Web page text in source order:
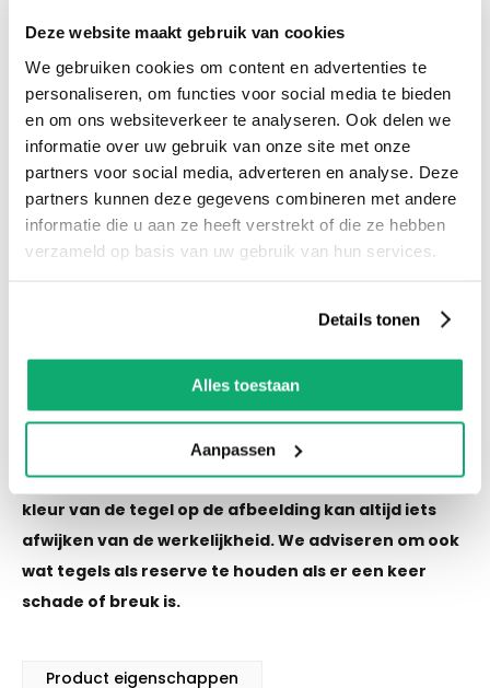
Deze website maakt gebruik van cookies
We gebruiken cookies om content en advertenties te
personaliseren, om functies voor social media te bieden
en om ons websiteverkeer te analyseren. Ook delen we
informatie over uw gebruik van onze site met onze
partners voor social media, adverteren en analyse. Deze
partners kunnen deze gegevens combineren met andere
informatie die u aan ze heeft verstrekt of die ze hebben
verzameld op basis van uw gebruik van hun services.
Details tonen
Alles toestaan
Aanpassen
Bezoek onze showroom in Kaatsheuvel,
voorraad! Het is nu ook mogelijk om in de
winkel te kijken via Street View!
Productspecificaties
Let op! Over gebleven tegels mogen niet retour!
De kleur van de tegel op de afbeelding kan altijd
Eigenschappen
Let op! Over gebleven tegels mogen niet retour! De
kleur van de tegel op de afbeelding kan altijd iets
afwijken van de werkelijkheid. We adviseren om ook
wat tegels als reserve te houden als er een keer
schade of breuk is.
Product eigenschappen